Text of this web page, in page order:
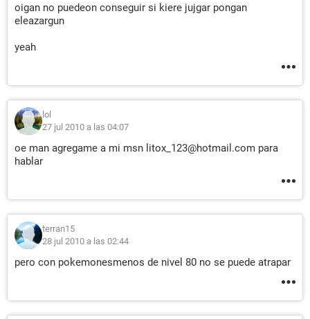
oigan no puedeon conseguir si kiere jujgar pongan
eleazargun
yeah
lol
27 jul 2010 a las 04:07
oe man agregame a mi msn litox_123@hotmail.com para
hablar
terran15
28 jul 2010 a las 02:44
pero con pokemonesmenos de nivel 80 no se puede atrapar